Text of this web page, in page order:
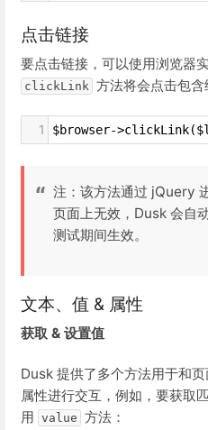
点击链接
要点击链接，可以使用浏览器
clickLink 方法将会点击包含
1 $browser-
注：该方法通过 jQuery
页面上无效，Dusk 会自
测试期间生效。
文本、值 & 属性
获取 & 设置值
Dusk 提供了多个方法用于和
属性进行交互，例如，要获取
用 value 方法：